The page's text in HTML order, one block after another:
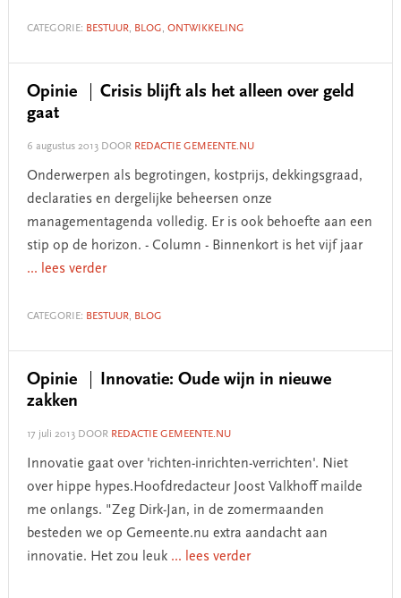
CATEGORIE: BESTUUR, BLOG, ONTWIKKELING
Opinie
Crisis blijft als het alleen over geld
gaat
6 augustus 2013DOOR REDACTIE GEMEENTE.NU
Onderwerpen als begrotingen, kostprijs, dekkingsgraad,
declaraties en dergelijke beheersen onze
managementagenda volledig. Er is ook behoefte aan een
stip op de horizon. - Column - Binnenkort is het vijf jaar
... lees verder
CATEGORIE: BESTUUR, BLOG
Opinie
Innovatie: Oude wijn in nieuwe
zakken
17 juli 2013DOOR REDACTIE GEMEENTE.NU
Innovatie gaat over 'richten-inrichten-verrichten'. Niet
over hippe hypes.Hoofdredacteur Joost Valkhoff mailde
me onlangs. "Zeg Dirk-Jan, in de zomermaanden
besteden we op Gemeente.nu extra aandacht aan
innovatie. Het zou leuk ... lees verder